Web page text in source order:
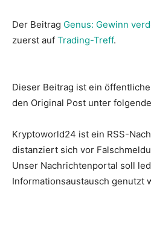
Der Beitrag Genus: Gewinn
zuerst auf Trading-Treff.
Dieser Beitrag ist ein
den Original Post unter
Kryptoworld24 ist ein RSS-
distanziert sich vor
Unser Nachrichtenportal soll
Informationsaustausch genutzt